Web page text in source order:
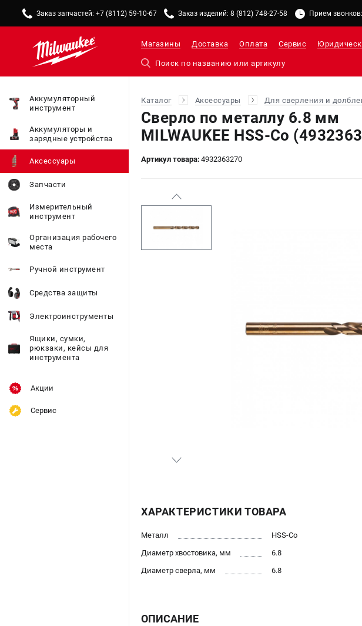
Заказ запчастей: +7 (8112) 59-10-67 Заказ изделий: 8 (812) 748-27-58 Прием
Магазины Доставка Оплата Сервис
Аккумуляторный
инструмент
Аккумуляторы и
зарядные устройства
Аксессуары
Запчасти
Измерительный
инструмент
Организация рабочего
места
Ручной инструмент
Средства защиты
Электроинструменты
Ящики, сумки,
рюкзаки, кейсы для
инструмента
Акции
Сервис
Каталог Аксессуары Для сверления и
Сверло по металлу 6.8 мм
MILWAUKEE HSS-Co
Артикул товара: 4932363270
ХАРАКТЕРИСТИКИ ТОВАРА
Металл
HSS-Co
Диаметр хвостовика, мм
6.8
Диаметр сверла, мм
6.8
ОПИСАНИЕ